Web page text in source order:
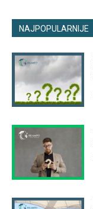
NAJPOPULARNIJE